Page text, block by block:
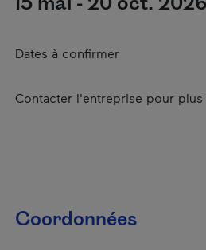
Dates à confirmer
Contacter l'entreprise pour plus
Coordonnées